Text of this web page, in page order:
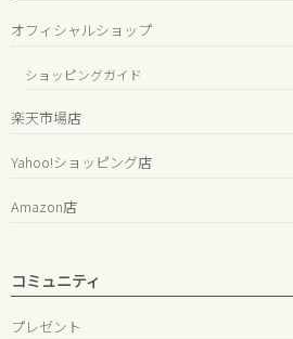
オフィシャルショップ
ショッピングガイド
楽天市場店
Yahoo!ショッピング店
Amazon店
コミュニティ
プレゼント